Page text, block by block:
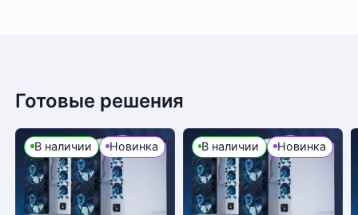
Готовые решения
В наличии Новинка В наличии Новинка